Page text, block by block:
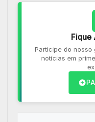
Fique
Participe do nosso
notícias em